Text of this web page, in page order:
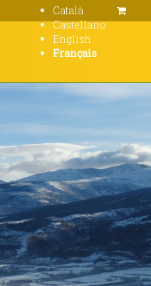
Català
Castellano
English
Français